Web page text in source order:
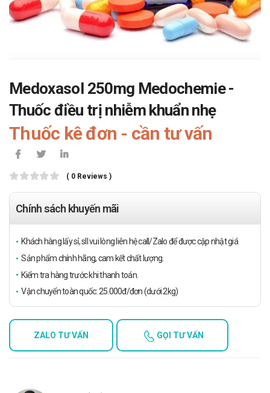
Medoxasol 250mg Medochemie -
Thuốc điều trị nhiễm khuẩn nhẹ
Thuốc kê đơn - cần tư vấn
( 0 Reviews )
Chính sách khuyến mãi
Khách hàng lấy sỉ, sll vui lòng liên hệ call/Zalo để được cập nhật giá
Sản phẩm chính hãng, cam kết chất lượng.
Kiểm tra hàng trước khi thanh toán.
Vận chuyển toàn quốc: 25.000đ/đơn (dưới 2kg)
ZALO TƯ VẤN GỌI TƯ VẤN